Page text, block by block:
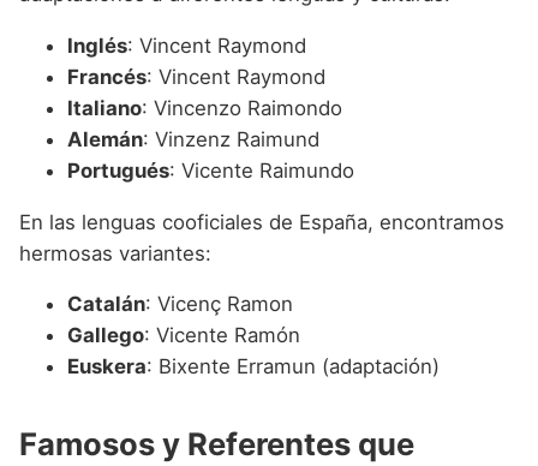
Inglés: Vincent Raymond
Francés: Vincent Raymond
Italiano: Vincenzo Raimondo
Alemán: Vinzenz Raimund
Portugués: Vicente Raimundo
En las lenguas cooficiales de España, encontramos
hermosas variantes:
Catalán: Vicenç Ramon
Gallego: Vicente Ramón
Euskera: Bixente Erramun (adaptación)
Famosos y Referentes que